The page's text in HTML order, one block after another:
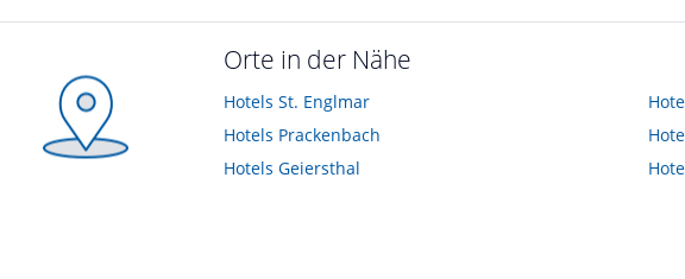
Orte in der Nähe
Hotels St. Englmar
Hotels Prackenbach
Hotels Geiersthal